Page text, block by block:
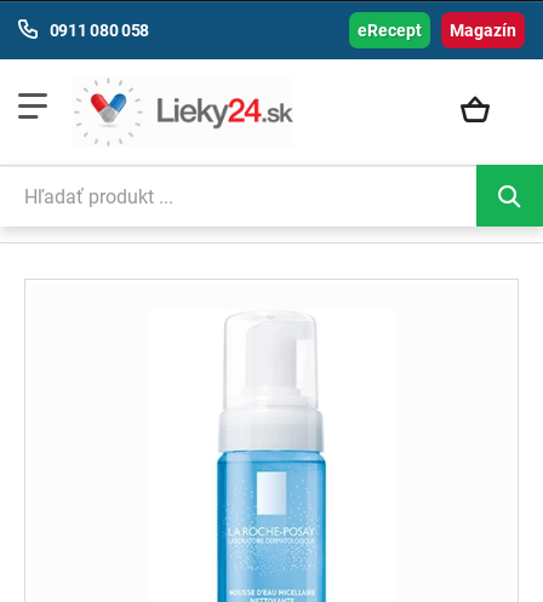
Magazín
0911 080 058 eRecept